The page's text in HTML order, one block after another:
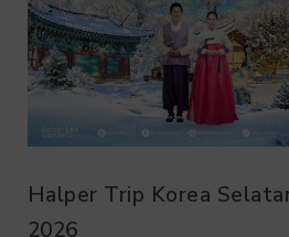
BUS LIST TRIP KOREA
JANUARI 2026